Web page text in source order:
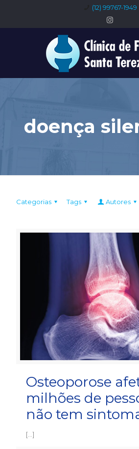
(12) 99767-1949
doença
Categorias Tags Autores
Osteoporose
milhões de
não tem
[…]